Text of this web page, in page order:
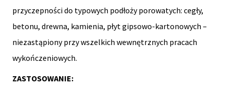
przyczepności do typowych podłoży porowatych: cegły,
betonu, drewna, kamienia, płyt gipsowo-kartonowych –
niezastąpiony przy wszelkich wewnętrznych pracach
wykończeniowych.
ZASTOSOWANIE: